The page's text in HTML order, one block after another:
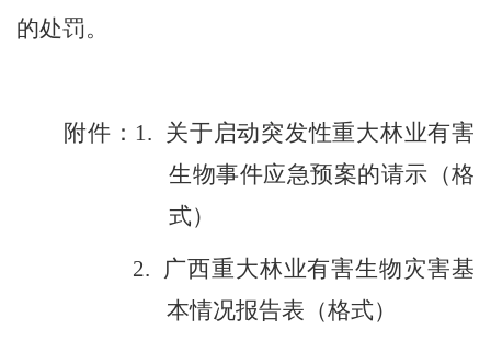
的处罚。
附件： 1. 关于启动突发性重大林业有害
生物事件应急预案的请示 （格
式）
2.
广西重大林业有害生物灾害基
本情况报告表 （格式）